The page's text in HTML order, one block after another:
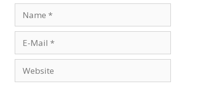
Mail